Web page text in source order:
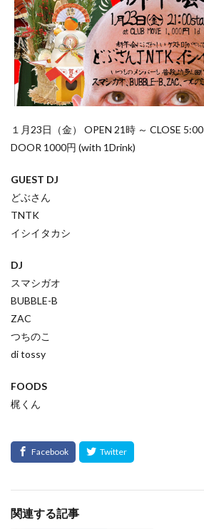
１月23日（金） OPEN 21時 ～ CLOSE 5:00
DOOR 1000円 (with 1Drink)
GUEST DJ
どぶさん
TNTK
イシイタカシ
DJ
スマシガオ
BUBBLE-B
ZAC
つちのこ
di tossy
FOODS
梶くん
関連する記事